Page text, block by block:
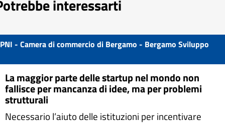
interessarti
PNI - Camera di commercio di Bergamo - Bergamo Sviluppo
La maggior parte delle startup nel mondo non
fallisce per mancanza di idee, ma per problemi
strutturali
Necessario l’aiuto delle istituzioni per incentivare